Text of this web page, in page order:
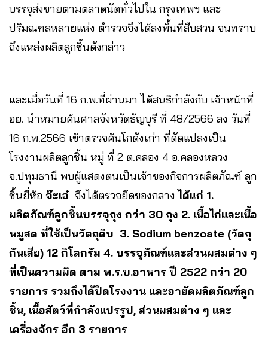
บรรจุส่งขายตามตลาดนัดทั่วไปใน กรุงเทพฯ และ
ปริมณฑลหลายแห่ง ตำรวจจึงได้ลงพื้นที่สืบสวน จนทราบ
ถึงแหล่งผลิตลูกชิ้นดังกล่าว
และเมื่อวันที่ 16 ก.พ.ที่ผ่านมา ได้สนธิกำลังกับ เจ้าหน้าที่
อย. นำหมายค้นศาลจังหวัดธัญบุรี ที่ 48/2566 ลง วันที่
16 ก.พ.2566 เข้าตรวจค้นโกดังเก่า ที่ดัดแปลงเป็น
โรงงานผลิตลูกชิ้น หมู่ ที่ 2 ต.คลอง 4 อ.คลองหลวง
จ.ปทุมธานี พบผู้แสดงตนเป็นเจ้าของกิจการผลิตภัณฑ์ ลูก
ชิ้นยี่ห้อ จ๊ะเอ๋ จึงได้ตรวจยึดของกลางได้แก่ 1.
ผลิตภัณฑ์ลูกชิ้นบรรจุถุง กว่า 30 ถุง 2. เนื้อไก่และเนื้อ
หมูสด ที่ใช้เป็นวัตถุดิบ 3. Sodium benzoate (วัตถุ
กันเสีย) 12 กิโลกรัม 4. บรรจุภัณฑ์และส่วนผสมต่าง ๆ
ที่เป็นความผิด ตาม พ.ร.บ.อาหาร ปี 2522 กว่า 20
รายการ รวมถึงได้ปิดโรงงาน และอายัดผลิตภัณฑ์ลูก
ชิ้น, เนื้อสัตว์ที่กำลังแปรรูป, ส่วนผสมต่าง ๆ และ
เครื่องจักร อีก 3 รายการ